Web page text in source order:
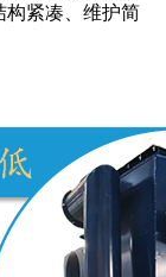
构紧凑、维护简